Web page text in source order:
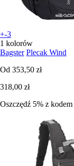
+-3
1 kolorów
Bagster Plecak Wind
Od 353,50 zł
318,00 zł
Oszczędź 5% z kodem